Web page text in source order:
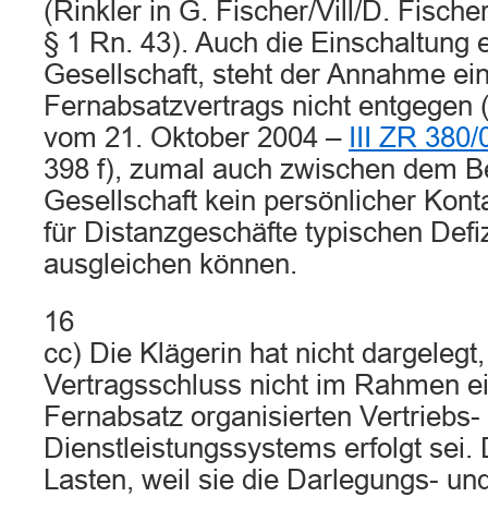
(Rinkler in G. Fischer/Vill/D.
§ 1 Rn. 43). Auch die Einschaltung
Gesellschaft, steht der Annahme
Fernabsatzvertrags nicht entgegen
vom 21. Oktober 2004 –
III ZR 380/
398 f), zumal auch zwischen dem
Gesellschaft kein persönlicher
für Distanzgeschäfte typischen
ausgleichen können.
16
cc) Die Klägerin hat nicht
Vertragsschluss nicht im Rahmen
Fernabsatz organisierten Vertriebs-
Dienstleistungssystems erfolgt sei.
Lasten, weil sie die Darlegungs-